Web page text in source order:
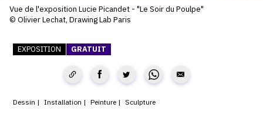
L'ÉQUIPE OAM
À PROPOS D'OAM
CGU
Vue de l'exposition Lucie Picandet - "Le Soir du Poulpe"
© Olivier Lechat, Drawing Lab Paris
EXPOSITION GRATUIT
Dessin Installation Peinture Sculpture